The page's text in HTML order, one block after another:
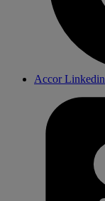
Accor Linkedin